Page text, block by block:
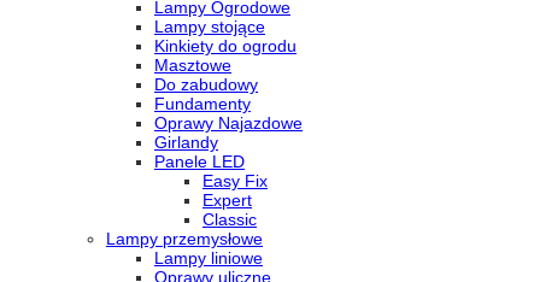
Lampy Ogrodowe
Lampy stojące
Kinkiety do ogrodu
Masztowe
Do zabudowy
Fundamenty
Oprawy Najazdowe
Girlandy
Panele LED
Easy Fix
Expert
Classic
Lampy przemysłowe
Lampy liniowe
Oprawy uliczne